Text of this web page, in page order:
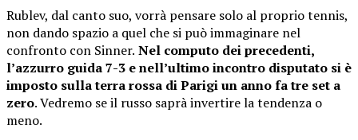
Rublev, dal canto suo, vorrà pensare solo al proprio tennis,
non dando spazio a quel che si può immaginare nel
confronto con Sinner. Nel computo dei precedenti,
l’azzurro guida 7-3 e nell’ultimo incontro disputato si è
imposto sulla terra rossa di Parigi un anno fa tre set a
zero. Vedremo se il russo saprà invertire la tendenza o
meno.